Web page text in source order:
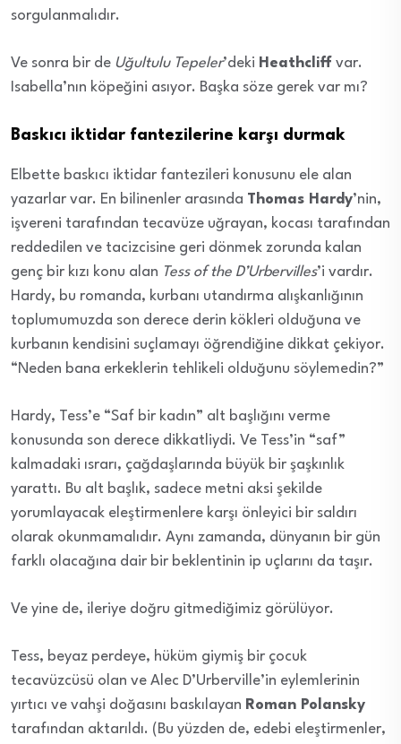
sorgulanmalıdır.
Ve sonra bir de Uğultulu Tepeler’deki Heathcliff var.
Isabella’nın köpeğini asıyor. Başka söze gerek var mı?
Baskıcı iktidar fantezilerine karşı durmak
Elbette baskıcı iktidar fantezileri konusunu ele alan
yazarlar var. En bilinenler arasında Thomas Hardy’nin,
işvereni tarafından tecavüze uğrayan, kocası tarafından
reddedilen ve tacizcisine geri dönmek zorunda kalan
genç bir kızı konu alan Tess of the D’Urbervilles’i vardır.
Hardy, bu romanda, kurbanı utandırma alışkanlığının
toplumumuzda son derece derin kökleri olduğuna ve
kurbanın kendisini suçlamayı öğrendiğine dikkat çekiyor.
“Neden bana erkeklerin tehlikeli olduğunu söylemedin?”
Hardy, Tess’e “Saf bir kadın” alt başlığını verme
konusunda son derece dikkatliydi. Ve Tess’in “saf”
kalmadaki ısrarı, çağdaşlarında büyük bir şaşkınlık
yarattı. Bu alt başlık, sadece metni aksi şekilde
yorumlayacak eleştirmenlere karşı önleyici bir saldırı
olarak okunmamalıdır. Aynı zamanda, dünyanın bir gün
farklı olacağına dair bir beklentinin ip uçlarını da taşır.
Ve yine de, ileriye doğru gitmediğimiz görülüyor.
Tess, beyaz perdeye, hüküm giymiş bir çocuk
tecavüzcüsü olan ve Alec D’Urberville’in eylemlerinin
yırtıcı ve vahşi doğasını baskılayan Roman Polansky
tarafından aktarıldı. (Bu yüzden de, edebi eleştirmenler,